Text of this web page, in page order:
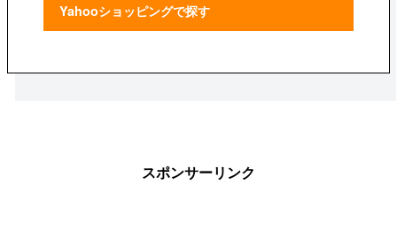
Yahooショッピングで探す
スポンサーリンク